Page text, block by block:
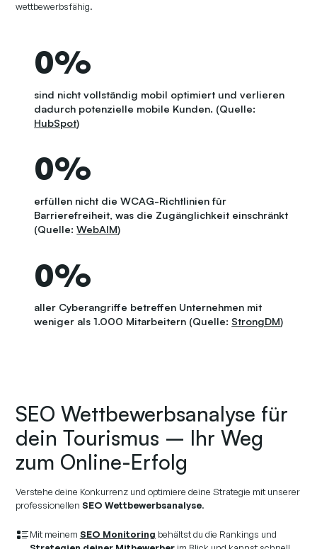
wettbewerbsfähig.
0%
sind nicht vollständig mobil optimiert und verlieren
dadurch potenzielle mobile Kunden. (Quelle:
HubSpot)
0%
erfüllen nicht die WCAG-Richtlinien für
Barrierefreiheit, was die Zugänglichkeit einschränkt
(Quelle:WebAIM)
0%
aller Cyberangriffe betreffen Unternehmen mit
weniger als 1.000 Mitarbeitern (Quelle: StrongDM)
SEO Wettbewerbsanalyse für
dein Tourismus – Ihr Weg
zum Online-Erfolg
Verstehe deine Konkurrenz und optimiere deine Strategie mit unserer
professionellenSEO Wettbewerbsanalyse.
Mit meinem SEO Monitoring behältst du die Rankings und